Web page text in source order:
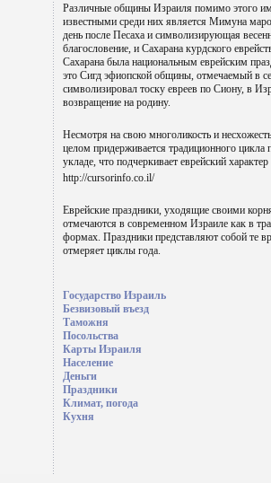
Различные общины Израиля помимо этого
известными среди них является Мимуна
день после Песаха и символизирующая
благословение, и Сахарана курдского
Сахарана была национальным еврейским
это Сигд эфиопской общины, отмечаемый в
символизировал тоску евреев по Сиону, в
возвращение на родину.
Несмотря на свою многоликость и
целом придерживается традиционного
укладе, что подчеркивает еврейский
http://cursorinfo.co.il/
Еврейские праздники, уходящие своими
отмечаются в современном Израиле как в
формах. Праздники представляют собой те
отмеряет циклы года.
Государство Израиль
Безвизовый въезд
Таможня
Посольства
Карты Израиля
Население
Деньги
Праздники
Климат, погода
Кухня